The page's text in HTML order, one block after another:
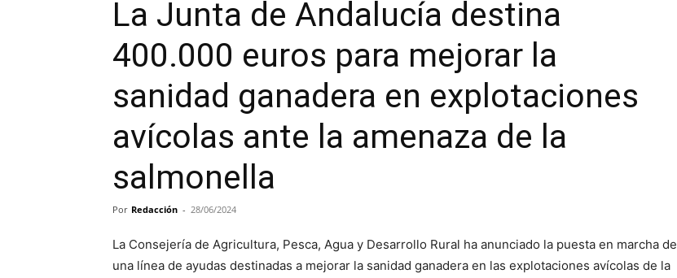
La Junta de Andalucía destina
400.000 euros para mejorar la
sanidad ganadera en explotaciones
avícolas ante la amenaza de la
salmonella
Por Redacción - 28/06/2024
La Consejería de Agricultura, Pesca, Agua y Desarrollo Rural ha anunciado la puesta en marcha de
una línea de ayudas destinadas a mejorar la sanidad ganadera en las explotaciones avícolas de la